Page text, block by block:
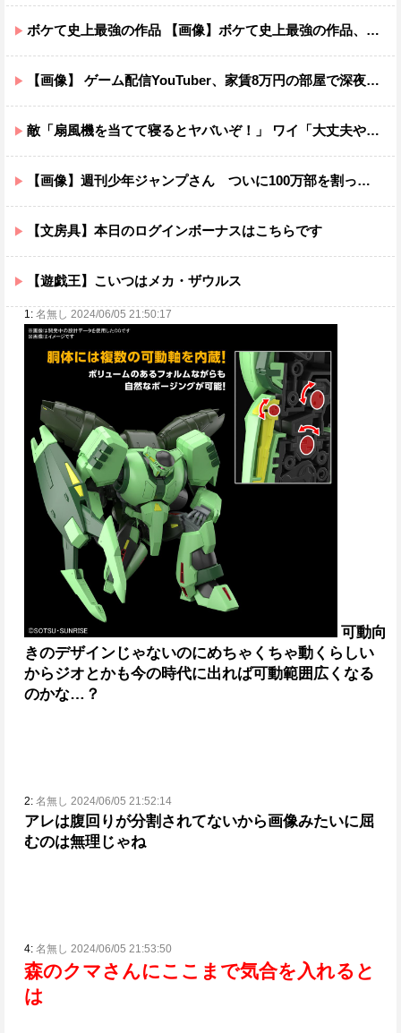
ボケて史上最強の作品 【画像】ボケて史上最強の作品、ついに決まるｗｗｗｗｗｗｗｗ
【画像】 ゲーム配信YouTuber、家賃8万円の部屋で深夜配信→管理会社から厳重注意されてお気持ち表明
敵「扇風機を当てて寝るとヤバいぞ！」 ワイ「大丈夫やろｗｗｗ」扇風機ポチー
【画像】週刊少年ジャンプさん ついに100万部を割ってしまう。何故ジャンプは読まれなくなったのか
【文房具】本日のログインボーナスはこちらです
【遊戯王】こいつはメカ・ザウルス
1: 名無し 2024/06/05 21:50:17
可動向
きのデザインじゃないのにめちゃくちゃ動くらしい
からジオとかも今の時代に出れば可動範囲広くなる
のかな…？
2: 名無し 2024/06/05 21:52:14
アレは腹回りが分割されてないから画像みたいに屈
むのは無理じゃね
4: 名無し 2024/06/05 21:53:50
森のクマさんにここまで気合を入れると
は